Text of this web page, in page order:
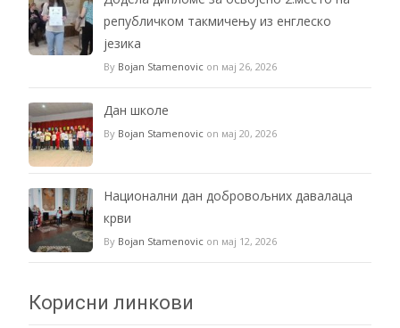
републичком такмичењу из енглеско
језика
By Bojan Stamenovic on мај 26, 2026
Дан школе
By Bojan Stamenovic on мај 20, 2026
Национални дан добровољних давалаца
крви
By Bojan Stamenovic on мај 12, 2026
Корисни линкови